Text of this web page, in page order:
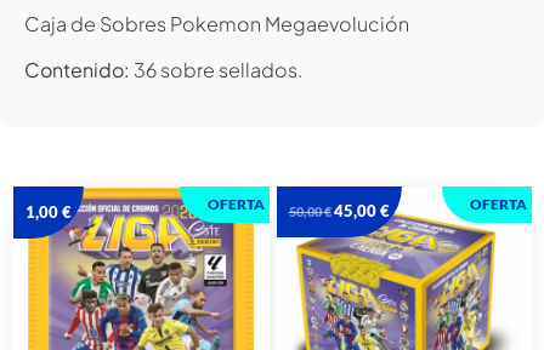
Caja de Sobres Pokemon Megaevolución
Contenido: 36 sobre sellados.
OFERTA
1,00€ OFERTA
50,00€45,00€